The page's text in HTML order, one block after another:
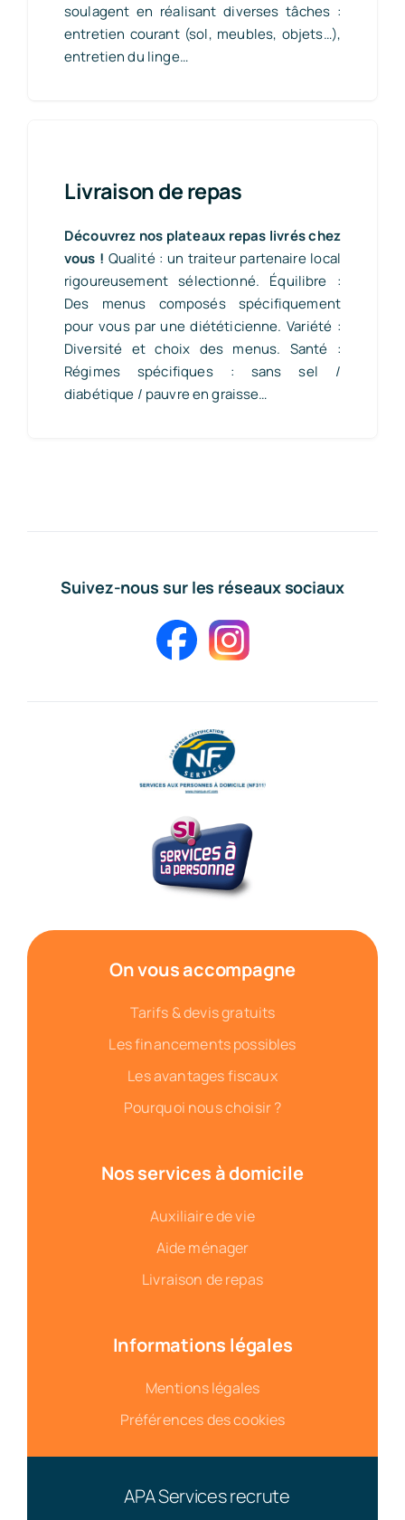
soulagent en réalisant diverses tâches :
entretien courant (sol, meubles, objets…),
entretien du linge…
Livraison de repas
Découvrez nos plateaux repas livrés chez
vous ! Qualité : un traiteur partenaire local
rigoureusement sélectionné. Équilibre :
Des menus composés spécifiquement
pour vous par une diététicienne. Variété :
Diversité et choix des menus. Santé :
Régimes spécifiques : sans sel /
diabétique / pauvre en graisse…
Suivez-nous sur les réseaux sociaux
On vous accompagne
Tarifs & devis gratuits
Les financements possibles
Les avantages fiscaux
Pourquoi nous choisir ?
Nos services à domicile
Auxiliaire de vie
Aide ménager
Livraison de repas
Informations légales
Mentions légales
Préférences des cookies
APA Services recrute